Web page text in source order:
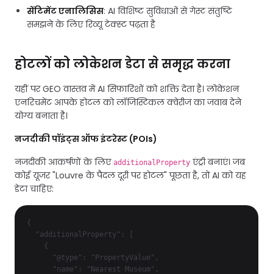
सेंटिमेंट एनालिसिस: AI विशिष्ट सुविधाओं से गेस्ट संतुष्टि
समझने के लिए रिव्यू टेक्स्ट पढ़ता है
होटलों को लोकेशन डेटा से समृद्ध करना
यहीं पर GEO वास्तव में AI सिफारिशों को शक्ति देता है। लोकेशन
एनरिचमेंट आपके होटल को लॉजिस्टिकल क्वेरीज का जवाब देने
योग्य बनाता है।
नजदीकी पॉइंट्स ऑफ इंटरेस्ट (POIs)
नजदीकी आकर्षणों के लिए additionalProperty एंट्री बनाएं। जब
कोई यूजर "Louvre के पैदल दूरी पर होटल" पूछता है, तो AI को यह
डेटा चाहिए:
{
  "additionalProperty": [
    {
      "@type": "PropertyValue",
      "name": "Nearest Museum",